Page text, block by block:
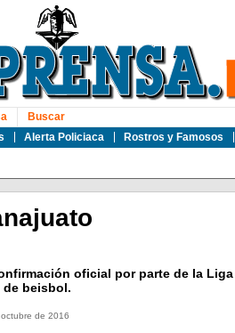
Alerta Policiaca Rostros y Famosos
Buscar
oficial por parte de la Liga
de beisbol.
de 2016